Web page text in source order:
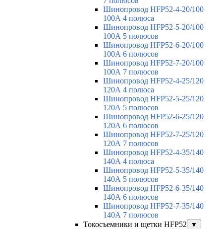
Шинопровод HFP52-4-20/100
100А 4 полюса
Шинопровод HFP52-5-20/100
100А 5 полюсов
Шинопровод HFP52-6-20/100
100А 6 полюсов
Шинопровод HFP52-7-20/100
100А 7 полюсов
Шинопровод HFP52-4-25/120
120А 4 полюса
Шинопровод HFP52-5-25/120
120А 5 полюсов
Шинопровод HFP52-6-25/120
120А 6 полюсов
Шинопровод HFP52-7-25/120
120А 7 полюсов
Шинопровод HFP52-4-35/140
140А 4 полюса
Шинопровод HFP52-5-35/140
140А 5 полюсов
Шинопровод HFP52-6-35/140
140А 6 полюсов
Шинопровод HFP52-7-35/140
140А 7 полюсов
Токосъемники и щетки HFP52
▼